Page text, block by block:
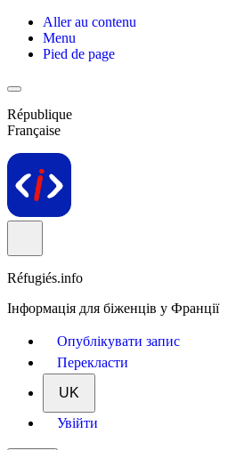
Aller au contenu
Menu
Pied de page
République
Française
Réfugiés.info
Інформація для біженців у Франції
Опублікувати запис
Перекласти
UK
Увійти